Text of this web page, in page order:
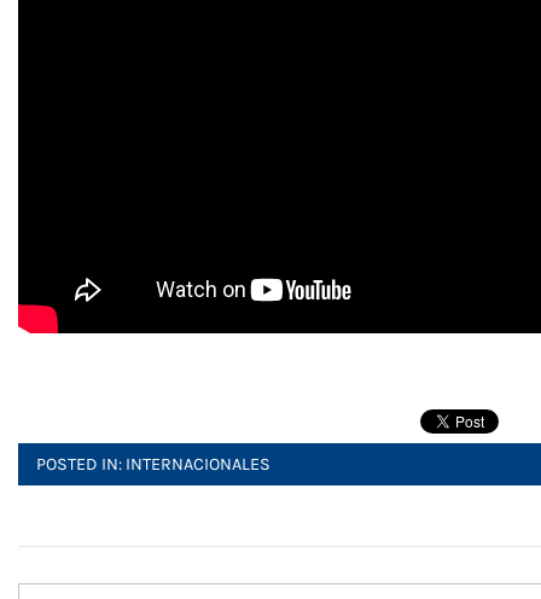
POSTED IN: INTERNACIONALES